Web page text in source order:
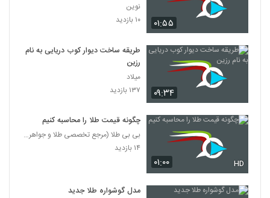
۰۱:۵۵
نوین
۱۰ بازدید
۰۹:۳۴
طریقه ساخت دیوار کوب دریایی به نام
رزین
میلاد
۱۳۷ بازدید
۰۱:۰۰ HD
چگونه قیمت طلا را محاسبه کنیم
بی بی طلا (مرجع تخصصی طلا و جواهر ایران)
۱۴ بازدید
مدل گوشواره طلا جدید